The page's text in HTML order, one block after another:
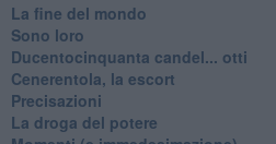
La fine del mondo
Sono loro
Ducentocinquanta candel... otti
Cenerentola, la escort
Precisazioni
La droga del potere